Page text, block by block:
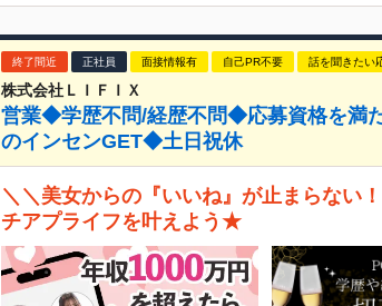
終了間近 正社員 面接情報有 自己PR不要 話を聞きたい
株式会社ＬＩＦＩＸ
営業◆学歴不問/経歴不問◆応募資格を満
のインセンGET◆土日祝休
＼＼美女からの『いいね』が止まらない
チアプライフを叶えよう★